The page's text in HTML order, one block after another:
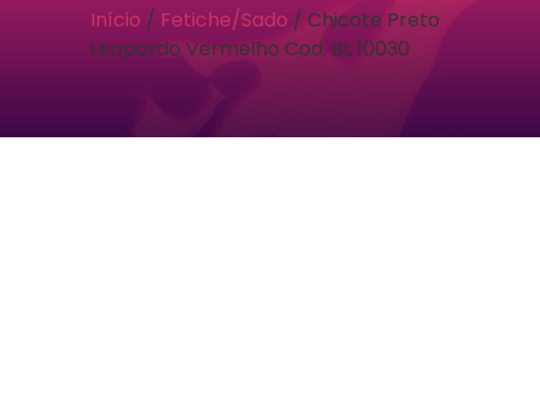
Início / Fetiche/Sado / Chicote Preto
Leopardo Vermelho Cod. BL 10030